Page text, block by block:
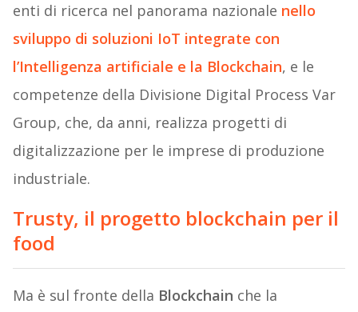
enti di ricerca nel panorama nazionale nello
sviluppo di soluzioni IoT integrate con
l’Intelligenza artificiale e la Blockchain, e le
competenze della Divisione Digital Process Var
Group, che, da anni, realizza progetti di
digitalizzazione per le imprese di produzione
industriale.
Trusty, il progetto blockchain per il
food
Ma è sul fronte della Blockchain che la